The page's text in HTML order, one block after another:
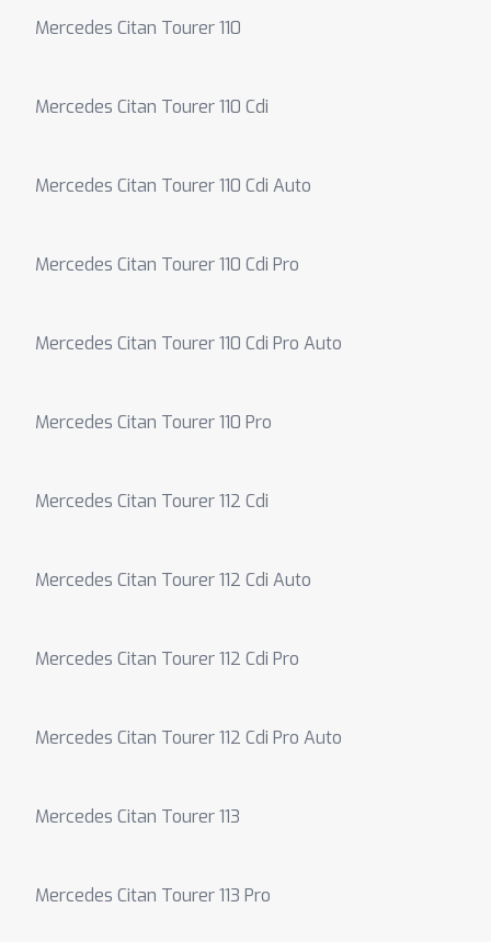
Mercedes Citan Tourer 110
Mercedes Citan Tourer 110 Cdi
Mercedes Citan Tourer 110 Cdi Auto
Mercedes Citan Tourer 110 Cdi Pro
Mercedes Citan Tourer 110 Cdi Pro Auto
Mercedes Citan Tourer 110 Pro
Mercedes Citan Tourer 112 Cdi
Mercedes Citan Tourer 112 Cdi Auto
Mercedes Citan Tourer 112 Cdi Pro
Mercedes Citan Tourer 112 Cdi Pro Auto
Mercedes Citan Tourer 113
Mercedes Citan Tourer 113 Pro